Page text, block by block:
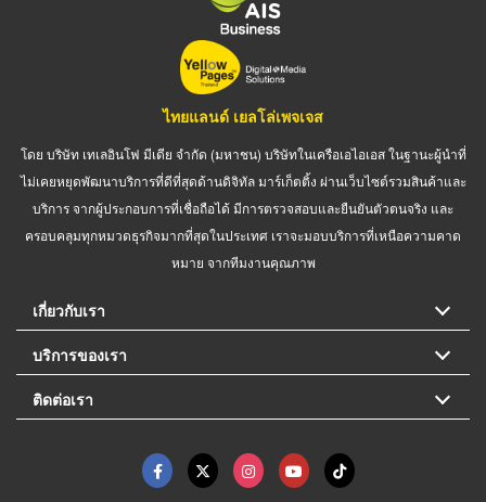
ไทยแลนด์ เยลโล่เพจเจส
โดย บริษัท เทเลอินโฟ มีเดีย จำกัด (มหาชน) บริษัทในเครือเอไอเอส ในฐานะผู้นำที่
ไม่เคยหยุดพัฒนาบริการที่ดีที่สุดด้านดิจิทัล มาร์เก็ตติ้ง ผ่านเว็บไซต์รวมสินค้าและ
บริการ จากผู้ประกอบการที่เชื่อถือได้ มีการตรวจสอบและยืนยันตัวตนจริง และ
ครอบคลุมทุกหมวดธุรกิจมากที่สุดในประเทศ เราจะมอบบริการที่เหนือความคาด
หมาย จากทีมงานคุณภาพ
เกี่ยวกับเรา
บริการของเรา
ติดต่อเรา